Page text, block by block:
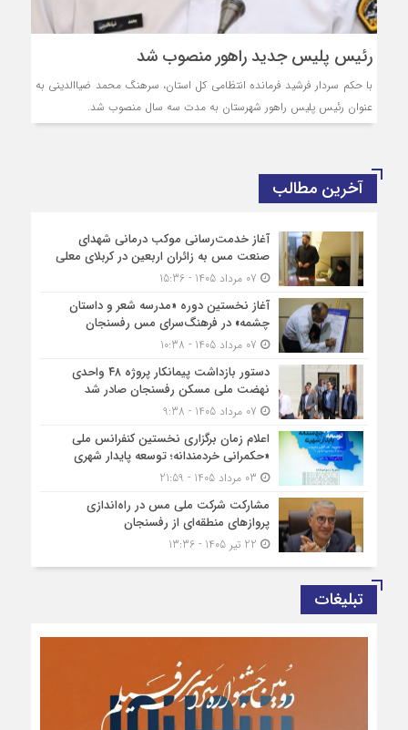
رئیس پلیس جدید راهور منصوب شد
با حکم سردار فرشید فرمانده انتظامی کل استان، سرهنگ محمد ضیاالدینی به
عنوان رئیس پلیس راهور شهرستان به مدت سه سال منصوب شد.
آخرین مطالب
آغاز خدمت‌رسانی موکب درمانی شهدای
صنعت مس به زائران اربعین در کربلای معلی
آغاز نخستین دوره «مدرسه شعر و داستان
چشمه» در فرهنگ‌سرای مس رفسنجان
دستور بازداشت پیمانکار پروژه ۴۸ واحدی
نهضت ملی مسکن رفسنجان صادر شد
اعلام زمان برگزاری نخستین کنفرانس ملی
«حکمرانی خردمندانه؛ توسعه پایدار شهری
مشارکت شرکت ملی مس در راه‌اندازی
پروازهای منطقه‌ای از رفسنجان
تبلیغات